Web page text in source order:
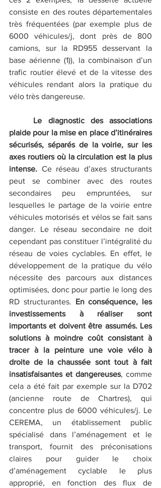
consiste en des routes départementales
très fréquentées (par exemple plus de
6000 véhicules/j, dont près de 800
camions, sur la RD955 desservant la
base aérienne (1)), la combinaison d’un
trafic routier élevé et de la vitesse des
véhicules rendant alors la pratique du
vélo très dangereuse.
Le diagnostic des associations
plaide pour la mise en place d’itinéraires
sécurisés, séparés de la voirie, sur les
axes routiers où la circulation est la plus
intense. Ce réseau d’axes structurants
peut se combiner avec des routes
secondaires peu empruntées, sur
lesquelles le partage de la voirie entre
véhicules motorisés et vélos se fait sans
danger. Le réseau secondaire ne doit
cependant pas constituer l’intégralité du
réseau de voies cyclables. En effet, le
développement de la pratique du vélo
nécessite des parcours aux distances
optimisées, donc pour partie le long des
RD structurantes. En conséquence, les
investissements à réaliser sont
importants et doivent être assumés. Les
solutions à moindre coût consistant à
tracer à la peinture une voie vélo à
droite de la chaussée sont tout à fait
insatisfaisantes et dangereuses, comme
cela a été fait par exemple sur la D702
(ancienne route de Chartres), qui
concentre plus de 6000 véhicules/j. Le
CEREMA, un établissement public
spécialisé dans l’aménagement et le
transport, fournit des préconisations
claires pour guider le choix
d’aménagement cyclable le plus
approprié, en fonction des flux de